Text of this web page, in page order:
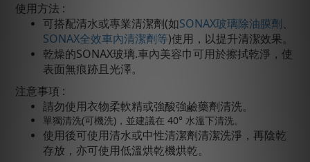
使用方法 :
可搭配清水或專業清潔劑(如SONAX玻璃除油膜劑、
SONAX全效車內清潔劑等)使用，以提升清潔效果。
乾燥的SONAX玻璃.車內美容巾可用於擦拭乾淨，使
表面無痕跡且光澤。
注意事項 :
請勿使用衣物柔軟精或強酸強鹼藥劑清洗。
單獨清洗(可機洗)，並建議在 40° 水溫下清洗。
使用後可使用清水或中性清潔劑清潔洗淨，再陰乾
存放，亦可使用低溫烘乾機烘乾。